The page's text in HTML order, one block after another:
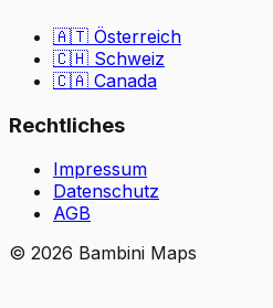
🇦🇹 Österreich
🇨🇭 Schweiz
🇨🇦 Canada
Rechtliches
Impressum
Datenschutz
AGB
© 2026 Bambini Maps